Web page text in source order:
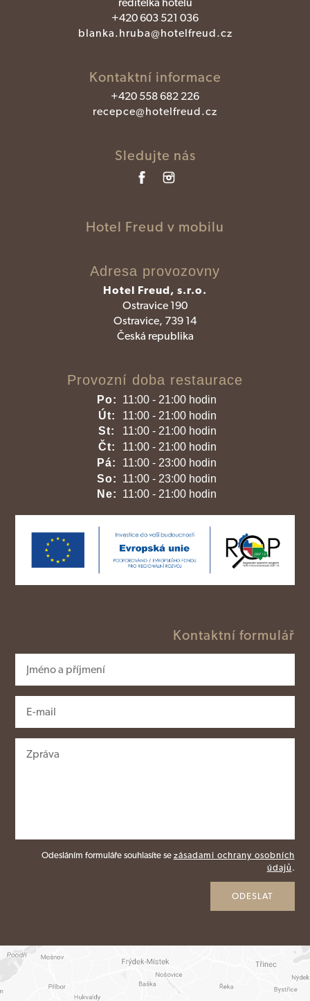
+420 603 521 036
blanka.hruba@hotelfreud.cz
Kontaktní informace
+420 558 682 226
recepce@hotelfreud.cz
Sledujte nás
Hotel Freud v mobilu
Adresa provozovny
Hotel Freud, s.r.o.
Ostravice 190
Ostravice, 739 14
Česká republika
Provozní doba restaurace
Po:
11:00 - 21:00 hodin
Út:
11:00 - 21:00 hodin
St:
11:00 - 21:00 hodin
Čt:
11:00 - 21:00 hodin
Pá:
11:00 - 23:00 hodin
So:
11:00 - 23:00 hodin
Ne:
11:00 - 21:00 hodin
Kontaktní formulář
Odesláním formuláře souhlasíte se zásadami ochrany osobních
údajů .